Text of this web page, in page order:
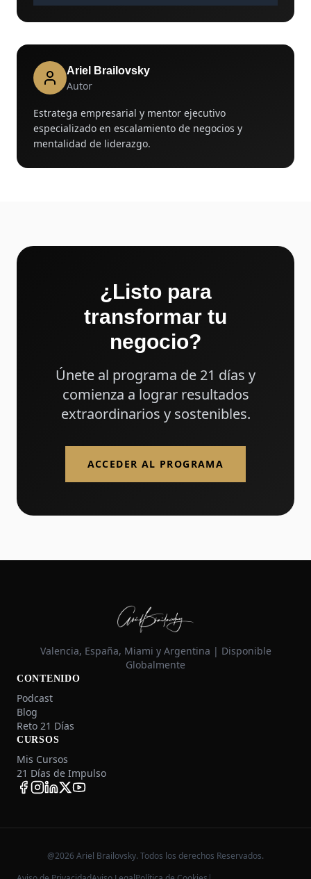
Ariel Brailovsky
Autor
Estratega empresarial y mentor ejecutivo
especializado en escalamiento de negocios y
mentalidad de liderazgo.
¿Listo para
transformar tu
negocio?
Únete al programa de 21 días y
comienza a lograr resultados
extraordinarios y sostenibles.
ACCEDER AL PROGRAMA
Valencia, España, Miami y Argentina | Disponible
Globalmente
CONTENIDO
Podcast
Blog
Reto 21 Días
CURSOS
Mis Cursos
21 Días de Impulso
@2026 Ariel Brailovsky. Todos los derechos Reservados.